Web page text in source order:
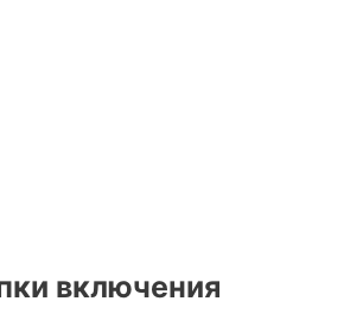
включения